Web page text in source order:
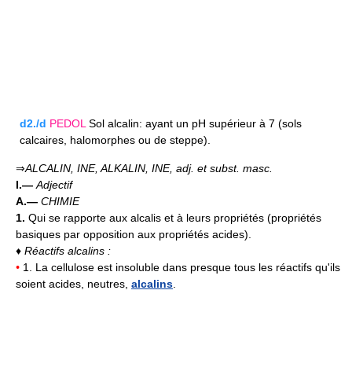
d2./d PEDOL Sol alcalin: ayant un pH supérieur à 7 (sols
calcaires, halomorphes ou de steppe).
⇒ALCALIN, INE, ALKALIN, INE, adj. et subst. masc.
I.— Adjectif
A.— CHIMIE
1. Qui se rapporte aux alcalis et à leurs propriétés (propriétés
basiques par opposition aux propriétés acides).
♦ Réactifs alcalins :
• 1. La cellulose est insoluble dans presque tous les réactifs qu'ils
soient acides, neutres, alcalins